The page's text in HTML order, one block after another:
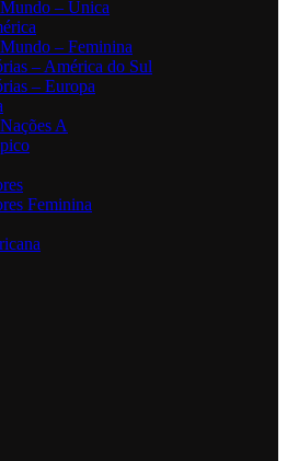
– Única
– Feminina
– América do Sul
– Europa
A
Feminina